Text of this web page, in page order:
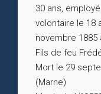
30 ans,
volontaire le 18
novembre 1885
Fils de feu
Mort le 29
(Marne)